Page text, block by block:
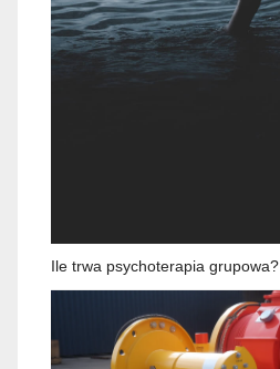
Ile trwa psychoterapia grupowa?